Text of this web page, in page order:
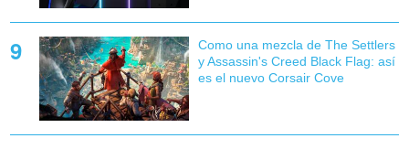
Como una mezcla de The Settlers
y Assassin's Creed Black Flag: así
es el nuevo Corsair Cove